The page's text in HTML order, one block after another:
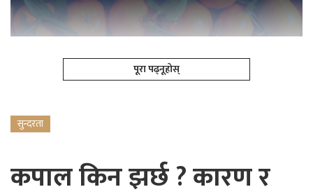
पूरा पढ्नूहोस्
सुन्दरता
कपाल किन झर्छ ? कारण र